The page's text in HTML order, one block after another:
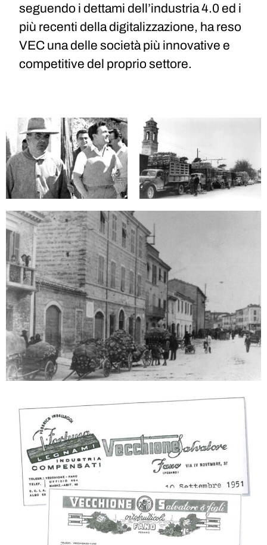
seguendo i dettami dell’industria 4.0 ed i
più recenti della digitalizzazione, ha reso
VEC una delle società più innovative e
competitive del proprio settore.